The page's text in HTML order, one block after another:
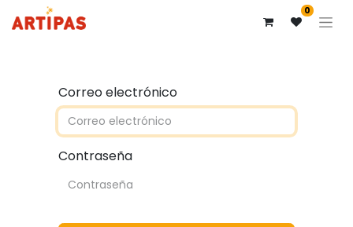
0
Correo electrónico
Contraseña